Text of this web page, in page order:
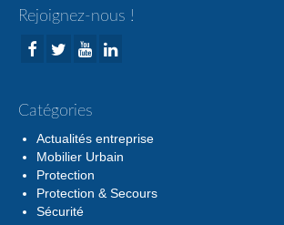
Rejoignez-nous !
Catégories
Actualités entreprise
Mobilier Urbain
Protection
Protection & Secours
Sécurité